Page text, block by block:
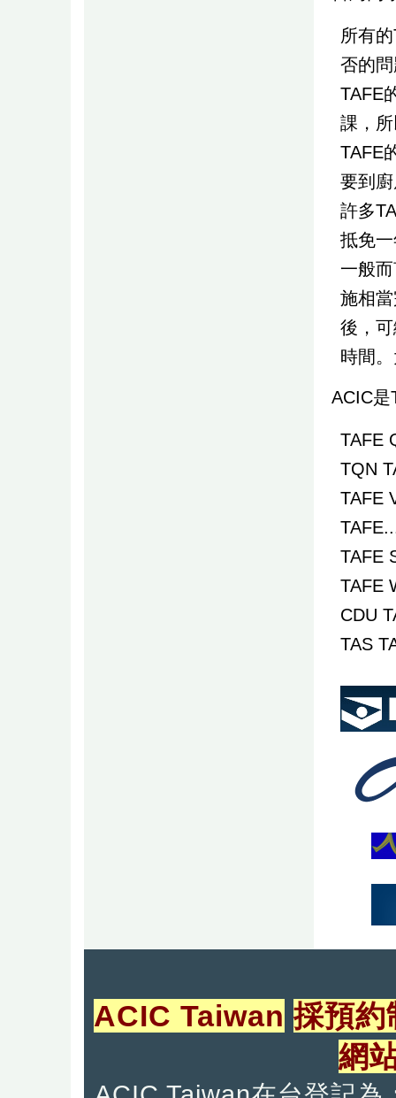
所有
否的
TAFE
課，
TAFE
要到
許多
抵免
一般
施相
後，
時間
ACIC是
TAFE
TQN
TAFE
TAFE
TAFE
CDU
TAS
ACIC Taiwan 採預約
網